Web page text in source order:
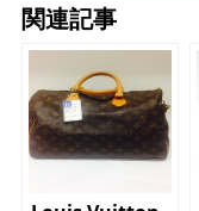
関連記事